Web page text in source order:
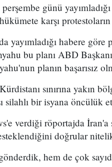
günü
hükümete karşı
yayımladığı habere
bu planı ABD
planın başarısız
sınırına yakın
silahlı bir isyana öncülük
verdiği röportajda
doğrular
hem de çok